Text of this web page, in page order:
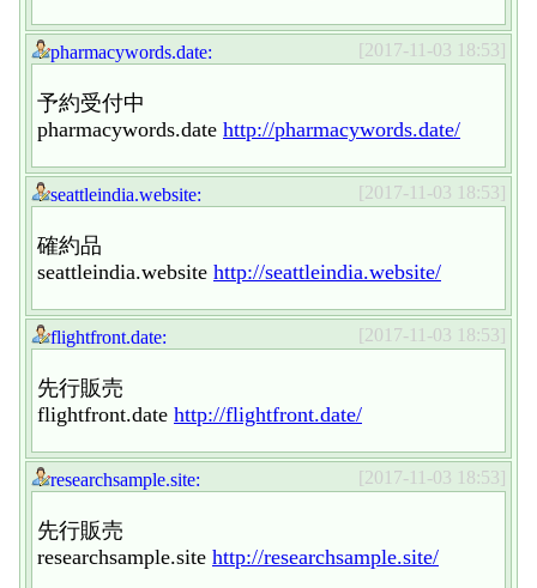
[2017-11-03 18:53]
pharmacywords.date:
予約受付中
pharmacywords.date http://pharmacywords.date/
[2017-11-03 18:53]
seattleindia.website:
確約品
seattleindia.website http://seattleindia.website/
[2017-11-03 18:53]
flightfront.date:
先行販売
flightfront.date http://flightfront.date/
[2017-11-03 18:53]
researchsample.site:
先行販売
researchsample.site http://researchsample.site/